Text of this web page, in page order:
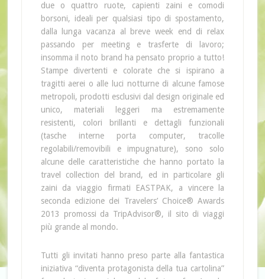
due o quattro ruote, capienti zaini e comodi
borsoni, ideali per qualsiasi tipo di spostamento,
dalla lunga vacanza al breve week end di relax
passando per meeting e trasferte di lavoro;
insomma il noto brand ha pensato proprio a tutto!
Stampe divertenti e colorate che si ispirano a
tragitti aerei o alle luci notturne di alcune famose
metropoli, prodotti esclusivi dal design originale ed
unico, materiali leggeri ma estremamente
resistenti, colori brillanti e dettagli funzionali
(tasche interne porta computer, tracolle
regolabili/removibili e impugnature), sono solo
alcune delle caratteristiche che hanno portato la
travel collection del brand, ed in particolare gli
zaini da viaggio firmati EASTPAK, a vincere la
seconda edizione dei Travelers’ Choice® Awards
2013 promossi da TripAdvisor®, il sito di viaggi
più grande al mondo.
Tutti gli invitati hanno preso parte alla fantastica
iniziativa “diventa protagonista della tua cartolina”